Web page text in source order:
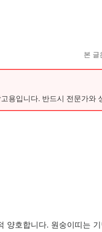
본 글
용입니다. 반드시 전문가와
양호합니다. 원숭이띠는